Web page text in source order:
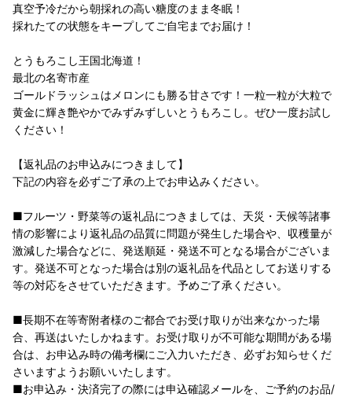
真空予冷だから朝採れの高い糖度のまま冬眠！
採れたての状態をキープしてご自宅までお届け！
とうもろこし王国北海道！
最北の名寄市産
ゴールドラッシュはメロンにも勝る甘さです！一粒一粒が大粒で
黄金に輝き艶やかでみずみずしいとうもろこし。ぜひ一度お試し
ください！
【返礼品のお申込みにつきまして】
下記の内容を必ずご了承の上でお申込みください。
■フルーツ・野菜等の返礼品につきましては、天災・天候等諸事
情の影響により返礼品の品質に問題が発生した場合や、収穫量が
激減した場合などに、発送順延・発送不可となる場合がございま
す。発送不可となった場合は別の返礼品を代品としてお送りする
等の対応をさせていただきます。予めご了承ください。
■長期不在等寄附者様のご都合でお受け取りが出来なかった場
合、再送はいたしかねます。お受け取りが不可能な期間がある場
合は、お申込み時の備考欄にご入力いただき、必ずお知らせくだ
さいますようお願いいたします。
■お申込み・決済完了の際には申込確認メールを、ご予約のお品/